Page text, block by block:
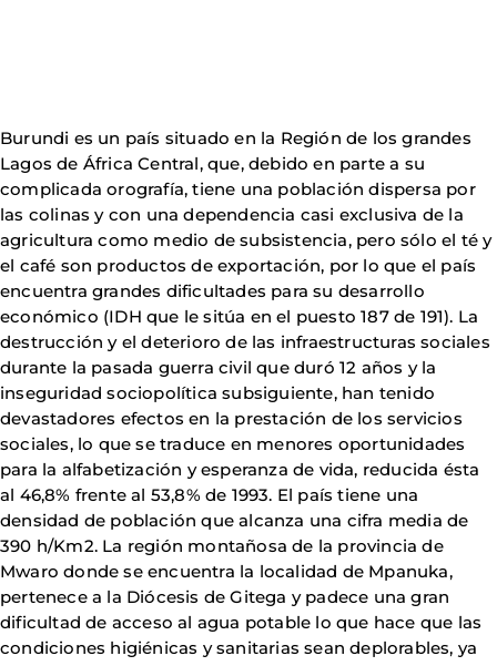
Burundi es un país situado en la Región de los grandes
Lagos de África Central, que, debido en parte a su
complicada orografía, tiene una población dispersa por
las colinas y con una dependencia casi exclusiva de la
agricultura como medio de subsistencia, pero sólo el té y
el café son productos de exportación, por lo que el país
encuentra grandes dificultades para su desarrollo
económico (IDH que le sitúa en el puesto 187 de 191). La
destrucción y el deterioro de las infraestructuras sociales
durante la pasada guerra civil que duró 12 años y la
inseguridad sociopolítica subsiguiente, han tenido
devastadores efectos en la prestación de los servicios
sociales, lo que se traduce en menores oportunidades
para la alfabetización y esperanza de vida, reducida ésta
al 46,8% frente al 53,8% de 1993. El país tiene una
densidad de población que alcanza una cifra media de
390 h/Km2. La región montañosa de la provincia de
Mwaro donde se encuentra la localidad de Mpanuka,
pertenece a la Diócesis de Gitega y padece una gran
dificultad de acceso al agua potable lo que hace que las
condiciones higiénicas y sanitarias sean deplorables, ya